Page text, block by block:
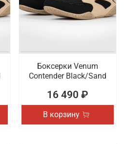
Боксерки Venum
Contender Black/Sand
16 490 ₽
В корзину